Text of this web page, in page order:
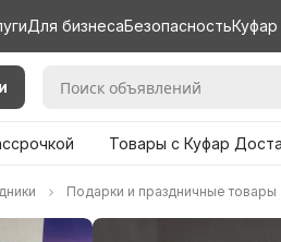
Для бизнесаБезопасностьКуфар
Товары с Куфар
Подарки и праздничные товары